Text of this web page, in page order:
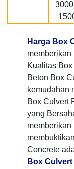
3000
Harga Box
memberikan
Kualitas Box
Beton Box
kemudahan
Box Culvert
yang
memberikan
Concrete
Box